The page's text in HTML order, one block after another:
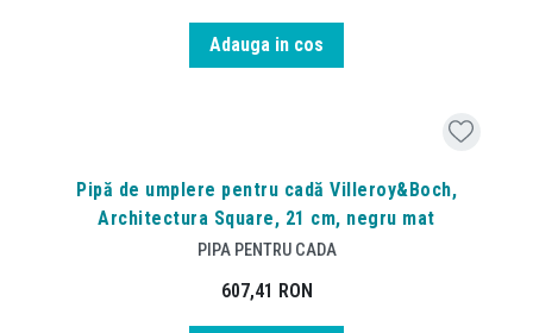
Adauga in cos
Pipă de umplere pentru cadă Villeroy&Boch,
Architectura Square, 21 cm, negru mat
PIPA PENTRU CADA
607,41 RON